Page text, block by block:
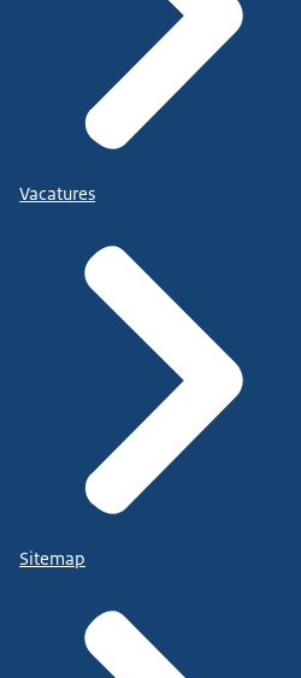
Vacatures
Sitemap